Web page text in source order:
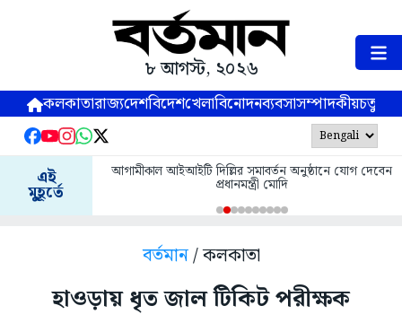
৮ আগস্ট, ২০২৬
কলকাতারাজ্যদেশবিদেশখেলাবিনোদনব্যবসাসম্পাদকীয়
এই
মুহূর্তে
আগামীকাল আইআইটি দিল্লির সমাবর্তন অনুষ্ঠানে যোগ দেবেন
প্রধানমন্ত্রী মোদি
বর্তমান/ কলকাতা
হাওড়ায় ধৃত জাল টিকিট পরীক্ষক